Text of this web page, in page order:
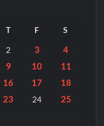
T F S
2 3
4
9 10 11
16 17
18
23 24
25